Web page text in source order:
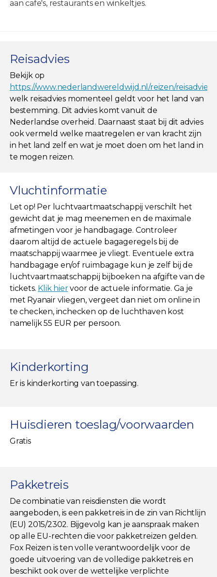
aan cafe's, restaurants en winkeltjes.
Reisadvies
Bekijk op
https://www.nederlandwereldwijd.nl/reizen/
welk reisadvies momenteel geldt voor het land van
bestemming. Dit advies komt vanuit de
Nederlandse overheid. Daarnaast staat bij dit advies
ook vermeld welke maatregelen er van kracht zijn
in het land zelf en wat je moet doen om het land in
te mogen reizen.
Vluchtinformatie
Let op! Per luchtvaartmaatschappij verschilt het
gewicht dat je mag meenemen en de maximale
afmetingen voor je handbagage. Controleer
daarom altijd de actuele bagageregels bij de
maatschappij waarmee je vliegt. Eventuele extra
handbagage en/of ruimbagage kun je zelf bij de
luchtvaartmaatschappij bijboeken na afgifte van de
tickets. Klik hiervoor de actuele informatie. Ga je
met Ryanair vliegen, vergeet dan niet om online in
te checken, inchecken op de luchthaven kost
namelijk 55 EUR per persoon.
Kinderkorting
Er is kinderkorting van toepassing.
Huisdieren toeslag/voorwaarden
Gratis
Pakketreis
De combinatie van reisdiensten die wordt
aangeboden, is een pakketreis in de zin van Richtlijn
(EU) 2015/2302. Bijgevolg kan je aanspraak maken
op alle EU-rechten die voor pakketreizen gelden.
Fox Reizen is ten volle verantwoordelijk voor de
goede uitvoering van de volledige pakketreis en
beschikt ook over de wettelijke verplichte